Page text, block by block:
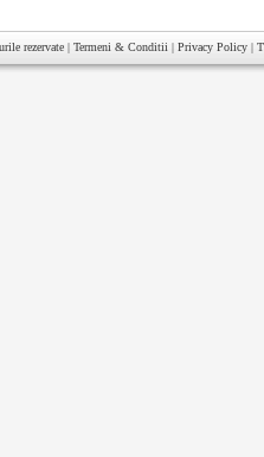
rezervate | Termeni & Conditii | Privacy Policy |